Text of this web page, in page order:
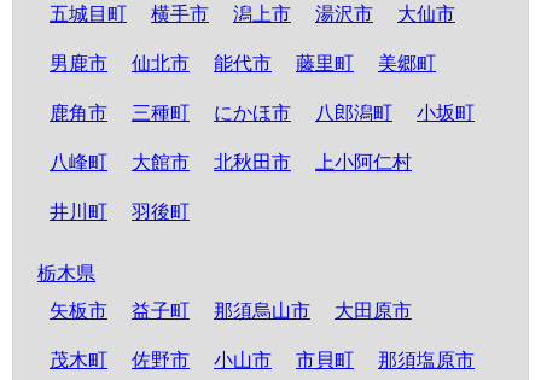
五城目町 横手市 潟上市 湯沢市 大仙市
男鹿市 仙北市 能代市 藤里町 美郷町
鹿角市 三種町 にかほ市 八郎潟町 小坂町
八峰町 大館市 北秋田市 上小阿仁村
井川町 羽後町
栃木県
矢板市
益子町 那須烏山市 大田原市
茂木町 佐野市 小山市 市貝町 那須塩原市